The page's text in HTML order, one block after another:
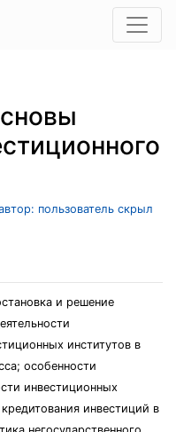
пользователь скрыл
и решение
институтов в
особенности
инвестиционных
инвестиций в